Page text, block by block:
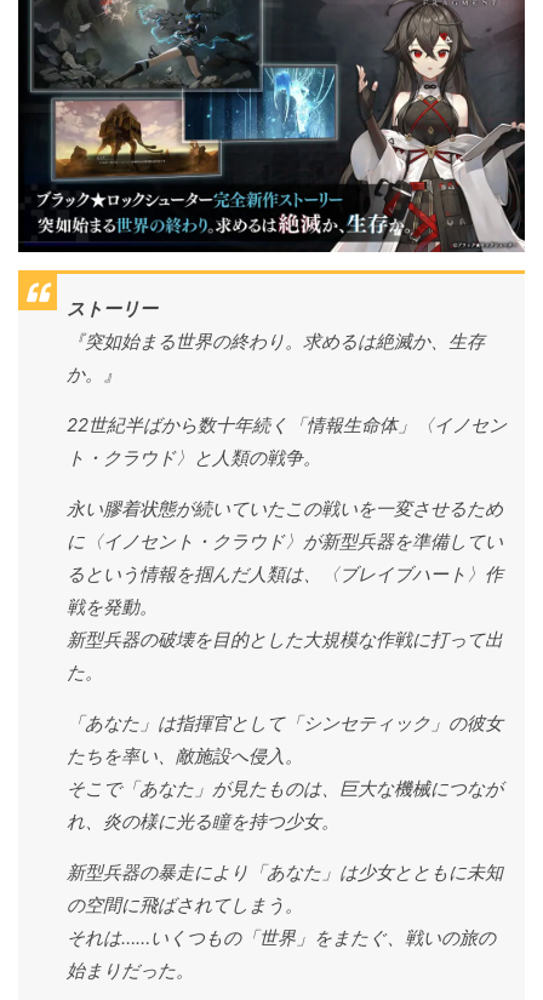
ストーリー
『突如始まる世界の終わり。求めるは絶滅か、生存
か。』
22世紀半ばから数十年続く「情報生命体」〈イノセン
ト・クラウド〉と人類の戦争。
永い膠着状態が続いていたこの戦いを一変させるため
に〈イノセント・クラウド〉が新型兵器を準備してい
るという情報を掴んだ人類は、〈ブレイブハート〉作
戦を発動。
新型兵器の破壊を目的とした大規模な作戦に打って出
た。
「あなた」は指揮官として「シンセティック」の彼女
たちを率い、敵施設へ侵入。
そこで「あなた」が見たものは、巨大な機械につなが
れ、炎の様に光る瞳を持つ少女。
新型兵器の暴走により「あなた」は少女とともに未知
の空間に飛ばされてしまう。
それは……いくつもの「世界」をまたぐ、戦いの旅の
始まりだった。